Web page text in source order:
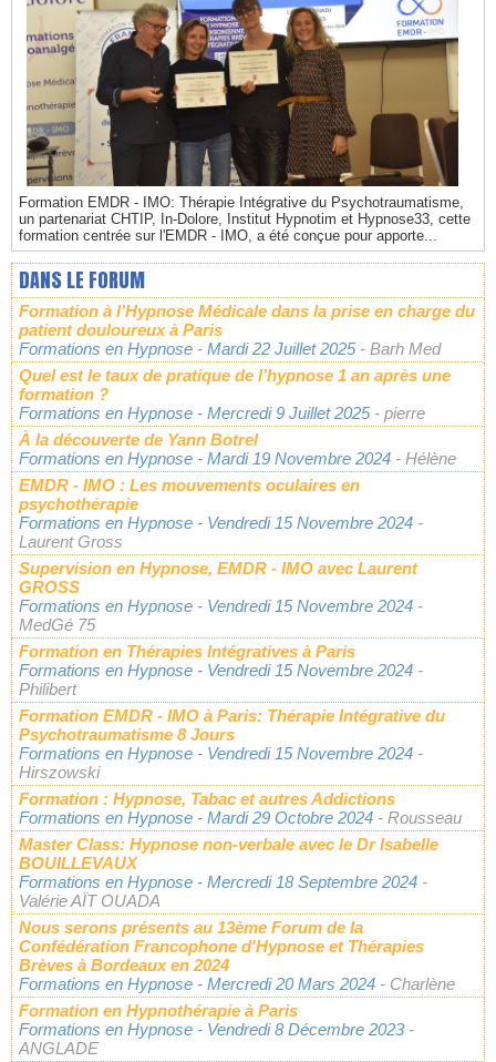
Formation EMDR - IMO: Thérapie Intégrative du Psychotraumatisme,
un partenariat CHTIP, In-Dolore, Institut Hypnotim et Hypnose33, cette
formation centrée sur l'EMDR - IMO, a été conçue pour apporte...
DANS LE FORUM
Formation à l’Hypnose Médicale dans la prise en charge du
patient douloureux à Paris
Formations en Hypnose - Mardi 22 Juillet 2025 - Barh Med
Quel est le taux de pratique de l’hypnose 1 an après une
formation ?
Formations en Hypnose - Mercredi 9 Juillet 2025 - pierre
À la découverte de Yann Botrel
Formations en Hypnose - Mardi 19 Novembre 2024 - Hélène
EMDR - IMO : Les mouvements oculaires en
psychothérapie
Formations en Hypnose - Vendredi 15 Novembre 2024 -
Laurent Gross
Supervision en Hypnose, EMDR - IMO avec Laurent
GROSS
Formations en Hypnose - Vendredi 15 Novembre 2024 -
MedGé 75
Formation en Thérapies Intégratives à Paris
Formations en Hypnose - Vendredi 15 Novembre 2024 -
Philibert
Formation EMDR - IMO à Paris: Thérapie Intégrative du
Psychotraumatisme 8 Jours
Formations en Hypnose - Vendredi 15 Novembre 2024 -
Hirszowski
Formation : Hypnose, Tabac et autres Addictions
Formations en Hypnose - Mardi 29 Octobre 2024 - Rousseau
Master Class: Hypnose non-verbale avec le Dr Isabelle
BOUILLEVAUX
Formations en Hypnose - Mercredi 18 Septembre 2024 -
Valérie AÏT OUADA
Nous serons présents au 13ème Forum de la
Confédération Francophone d'Hypnose et Thérapies
Brèves à Bordeaux en 2024
Formations en Hypnose - Mercredi 20 Mars 2024 - Charlène
Formation en Hypnothérapie à Paris
Formations en Hypnose - Vendredi 8 Décembre 2023 -
ANGLADE